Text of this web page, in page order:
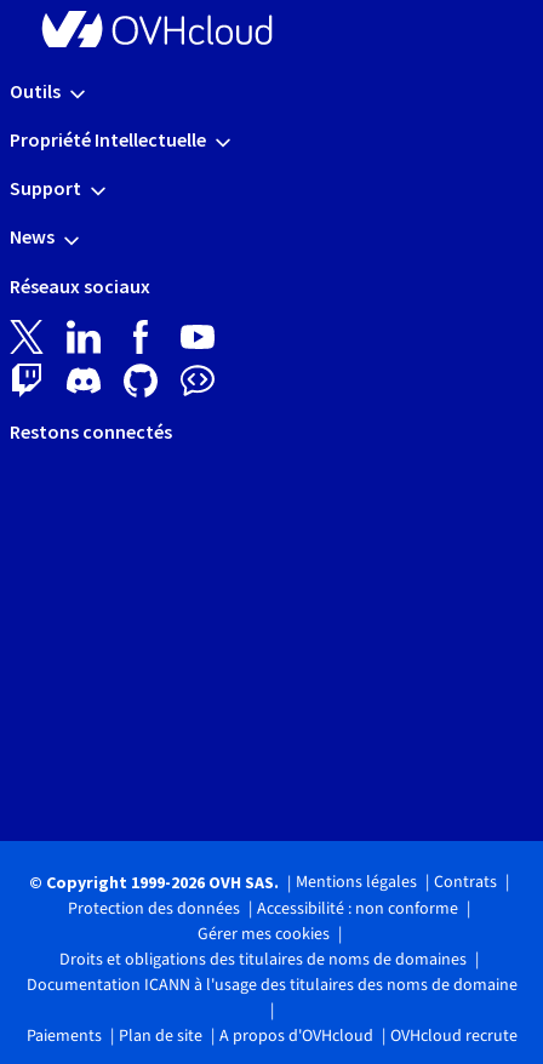
Outils
Propriété Intellectuelle
Support
News
Réseaux sociaux
Restons connectés
© Copyright 1999-2026 OVH SAS. Mentions légales
Contrats
Protection des données
Accessibilité : non conforme
Gérer mes cookies
Droits et obligations des titulaires de noms de domaines
Documentation ICANN à l'usage des titulaires des noms de domaine
Paiements Plan de site A propos d'OVHcloud OVHcloud recrute